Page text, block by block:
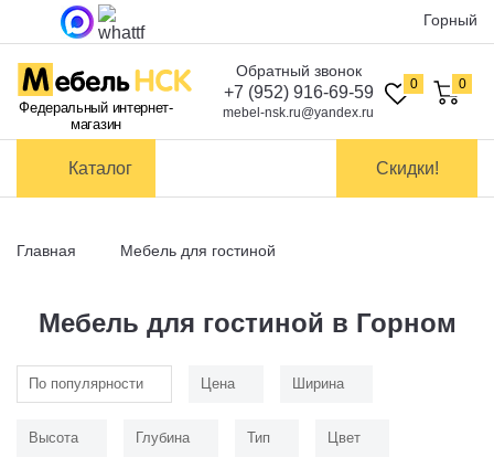
Оплата
Доставка и
самовывоз
Сборка
Горный
Федеральный интернет-
магазин
0 0
Обратный звонок
+7 (952) 916-69-59
mebel-nsk.ru@yandex.ru
Каталог Скидки!
Главная Мебель для гостиной
Мебель для гостиной в Горном
По популярности Цена Ширина
Высота Глубина Тип Цвет